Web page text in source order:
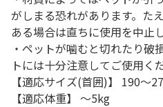
がしまる恐れがあります。た
ある場合は直ちに使用を中止
・ペットが噛むと切れたり破
トには十分注意してご使用く
【適応サイズ(首囲)】 190～
【適応体重】 ～5kg